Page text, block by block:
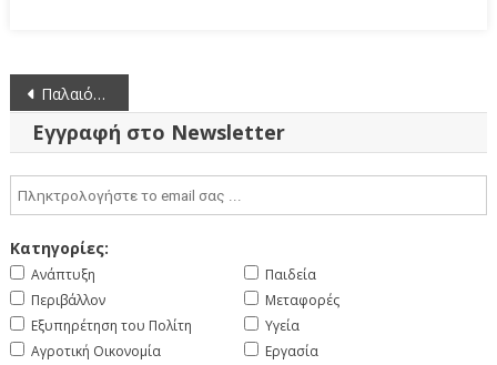
Πλοήγηση
άρθρων
Παλαιότερα άρθρα
Εγγραφή στο Newsletter
Κατηγορίες:
Ανάπτυξη
Περιβάλλον
Εξυπηρέτηση του Πολίτη
Αγροτική Οικονομία
Παιδεία
Μεταφορές
Υγεία
Εργασία